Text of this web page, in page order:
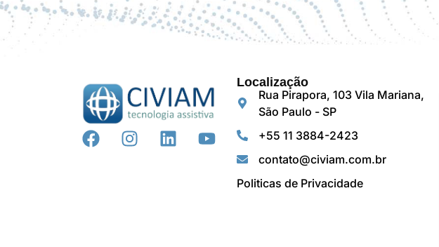
Localização
Rua Pirapora, 103 Vila Mariana,
São Paulo - SP
+55 11 3884-2423
contato@civiam.com.br
Politicas de Privacidade